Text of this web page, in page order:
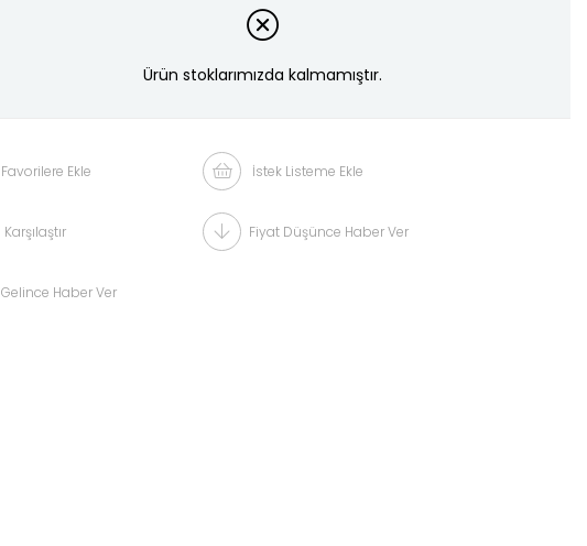
Ürün stoklarımızda kalmamıştır.
Favorilere Ekle İstek Listeme Ekle
Karşılaştır Fiyat Düşünce Haber Ver
Gelince Haber Ver